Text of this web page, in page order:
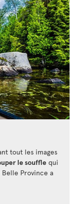
tout les images
le souffle qui
Belle Province a